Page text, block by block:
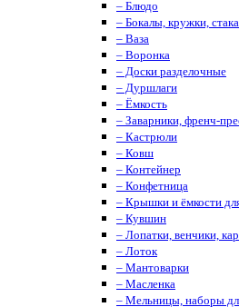
– Блюдо
– Бокалы, кружки,
– Ваза
– Воронка
– Доски разделочные
– Дуршлаги
– Ёмкость
– Заварники, френч-
– Кастрюли
– Ковш
– Контейнер
– Конфетница
– Крышки и ёмкости
– Кувшин
– Лопатки, венчики,
– Лоток
– Мантоварки
– Масленка
– Мельницы, наборы